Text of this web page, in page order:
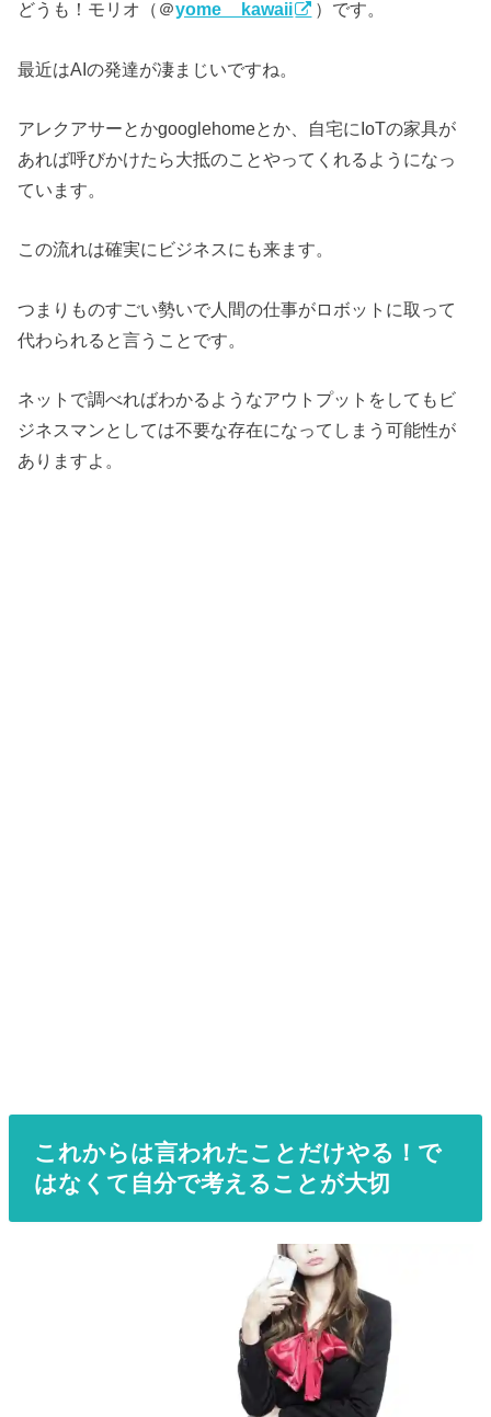
どうも！モリオ（＠yome__kawaii ）です。
最近はAIの発達が凄まじいですね。
アレクアサーとかgooglehomeとか、自宅にIoTの家具が
あれば呼びかけたら大抵のことやってくれるようになっ
ています。
この流れは確実にビジネスにも来ます。
つまりものすごい勢いで人間の仕事がロボットに取って
代わられると言うことです。
ネットで調べればわかるようなアウトプットをしてもビ
ジネスマンとしては不要な存在になってしまう可能性が
ありますよ。
これからは言われたことだけやる！で
はなくて自分で考えることが大切